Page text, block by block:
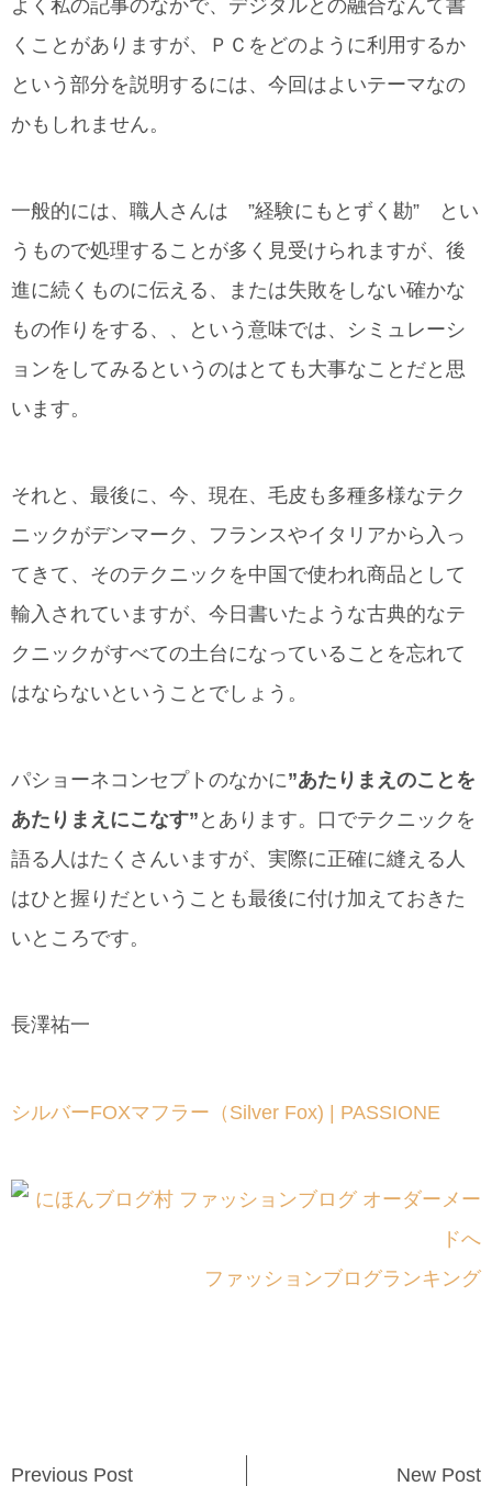
よく私の記事のなかで、デジタルとの融合なんて書
くことがありますが、ＰＣをどのように利用するか
という部分を説明するには、今回はよいテーマなの
かもしれません。
一般的には、職人さんは ”経験にもとずく勘” とい
うもので処理することが多く見受けられますが、後
進に続くものに伝える、または失敗をしない確かな
もの作りをする、、という意味では、シミュレーシ
ョンをしてみるというのはとても大事なことだと思
います。
それと、最後に、今、現在、毛皮も多種多様なテク
ニックがデンマーク、フランスやイタリアから入っ
てきて、そのテクニックを中国で使われ商品として
輸入されていますが、今日書いたような古典的なテ
クニックがすべての土台になっていることを忘れて
はならないということでしょう。
パショーネコンセプトのなかに”あたりまえのことを
あたりまえにこなす” とあります。口でテクニックを
語る人はたくさんいますが、実際に正確に縫える人
はひと握りだということも最後に付け加えておきた
いところです。
長澤祐一
シルバーFOXマフラー（Silver Fox) | PASSIONE
ファッションブログランキング
Previous Post New Post